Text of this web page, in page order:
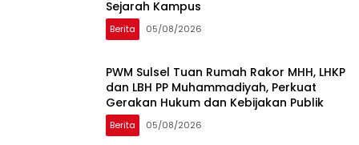
Sejarah Kampus
Berita 05/08/2026
PWM Sulsel Tuan Rumah Rakor MHH, LHKP
dan LBH PP Muhammadiyah, Perkuat
Gerakan Hukum dan Kebijakan Publik
Berita 05/08/2026